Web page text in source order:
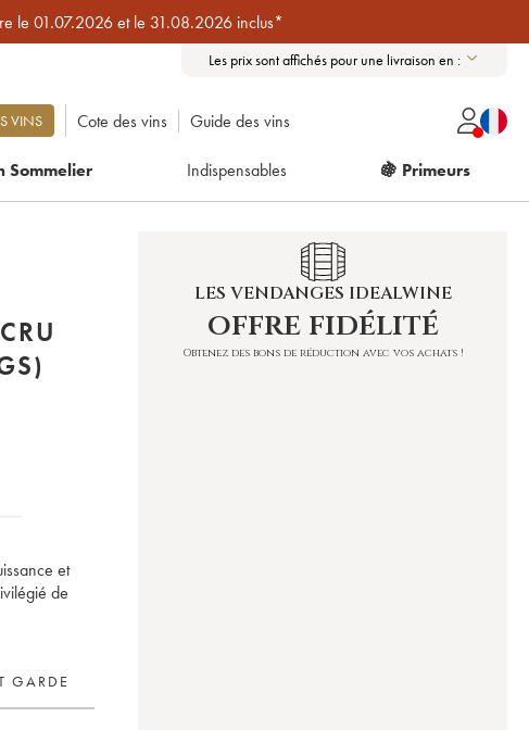
le 01.07.2026 et le 31.08.2026 inclus*
Les prix sont affichés pour une livraison en :
VINS Cote des vins Guide des vins
Sommelier Indispensables 🍇 Primeurs
et
de
GARDE
LES VENDANGES IDEALWINE
offre fidélité
Obtenez des bons de réduction avec vos achats !